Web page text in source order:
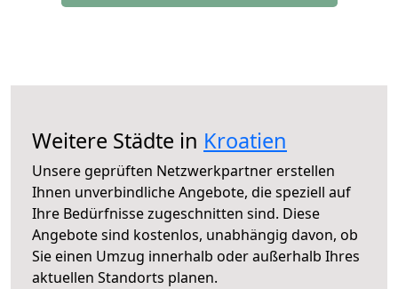
Weitere Städte in Kroatien
Unsere geprüften Netzwerkpartner erstellen
Ihnen unverbindliche Angebote, die speziell auf
Ihre Bedürfnisse zugeschnitten sind. Diese
Angebote sind kostenlos, unabhängig davon, ob
Sie einen Umzug innerhalb oder außerhalb Ihres
aktuellen Standorts planen.